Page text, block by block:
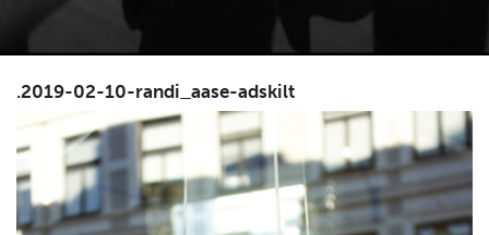
.2019-02-10-randi_aase-adskilt